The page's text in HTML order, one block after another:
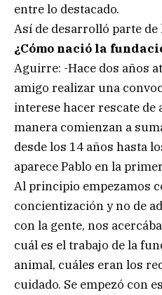
entre lo destacado.
Así de desarrolló parte
¿Cómo nació la
Aguirre: -Hace dos años
amigo realizar una
interese hacer rescate de
manera comienzan a
desde los 14 años hasta
aparece Pablo en la
Al principio empezamos
concientización y no de
con la gente, nos
cuál es el trabajo de la
animal, cuáles eran los
cuidado. Se empezó con